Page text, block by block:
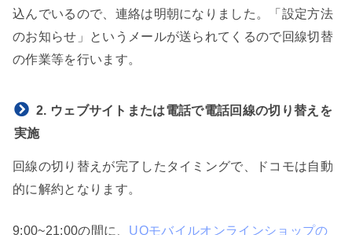
込んでいるので、連絡は明朝になりました。「設定方法
のお知らせ」というメールが送られてくるので回線切替
の作業等を行います。
2. ウェブサイトまたは電話で電話回線の切り替えを
実施
回線の切り替えが完了したタイミングで、ドコモは自動
的に解約となります。
9:00~21:00の間に、 UQモバイルオンラインショップの